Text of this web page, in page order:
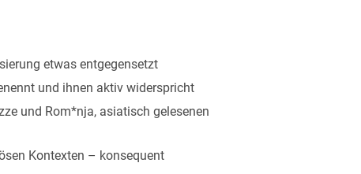
etwas entgegensetzt
und ihnen aktiv widerspricht
und Rom*nja, asiatisch gelesenen
Kontexten – konsequent